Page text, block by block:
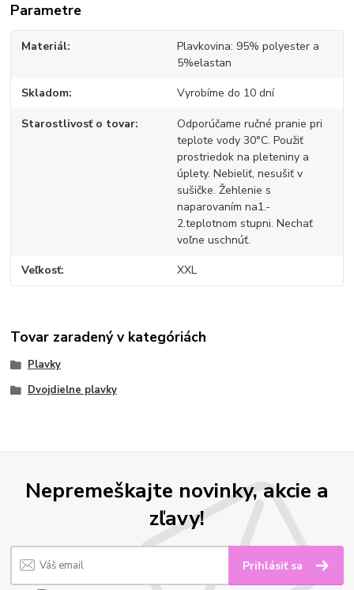
Parametre
Materiál
Plavkovina: 95% polyester a
5%elastan
Skladom Vyrobíme do 10 dní
Starostlivosť o tovar
Odporúčame ručné pranie pri
teplote vody 30°C. Použiť
prostriedok na pleteniny a
úplety. Nebieliť, nesušiť v
sušičke. Žehlenie s
naparovaním na1.-
2.teplotnom stupni. Nechať
voľne uschnúť.
Veľkosť XXL
Tovar zaradený v kategóriách
Plavky
Dvojdielne plavky
Nepremeškajte novinky, akcie a
zľavy!
Prihlásiť sa